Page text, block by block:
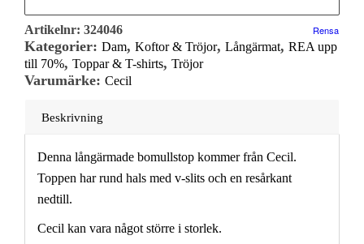
Rensa
Artikelnr: 324046
Kategorier: Dam, Koftor & Tröjor, Långärmat, REA upp
till 70%, Toppar & T-shirts, Tröjor
Varumärke: Cecil
Beskrivning
Denna långärmade bomullstop kommer från Cecil.
Toppen har rund hals med v-slits och en resårkant
nedtill.
Cecil kan vara något större i storlek.